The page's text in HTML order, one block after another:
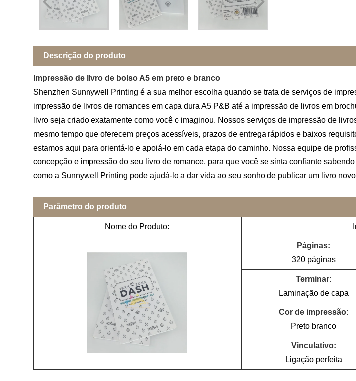
Descrição do produto
Impressão de livro de bolso A5 em preto e branco
Shenzhen Sunnywell Printing é a sua melhor escolha quando se trata de serviços de
impressão de livros de romances em capa dura A5 P&B até a impressão de livros em
livro seja criado exatamente como você o imaginou. Nossos serviços de impressão de
mesmo tempo que oferecem preços acessíveis, prazos de entrega rápidos e baixos
estamos aqui para orientá-lo e apoiá-lo em cada etapa do caminho. Nossa equipe de
concepção e impressão do seu livro de romance, para que você se sinta confiante
como a Sunnywell Printing pode ajudá-lo a dar vida ao seu sonho de publicar um livro
Parâmetro do produto
Nome do Produto:
Páginas:
320 páginas
Terminar:
Laminação de capa
Cor de impressão:
Preto branco
Vinculativo:
Ligação perfeita